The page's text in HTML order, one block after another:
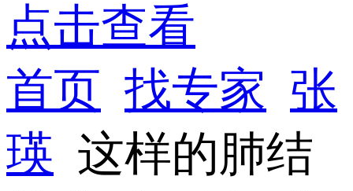
点击查看
首页 找专家 张
瑛 这样的肺结